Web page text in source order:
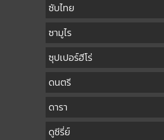
ซับไทย
ซามูไร
ซุปเปอร์ฮีโร่
ดนตรี
ดารา
ดูซีรี่ย์